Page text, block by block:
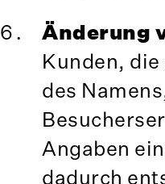
Änderung
Kunden,
des
Angaben
dadurch